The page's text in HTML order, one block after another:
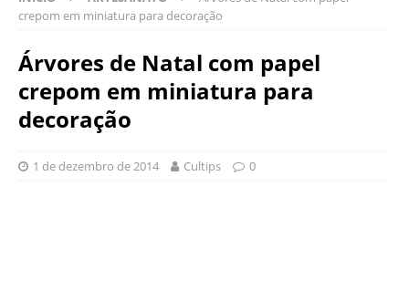
crepom em miniatura para decoração
Árvores de Natal com papel
crepom em miniatura para
decoração
1 de dezembro de 2014 Cultips 0